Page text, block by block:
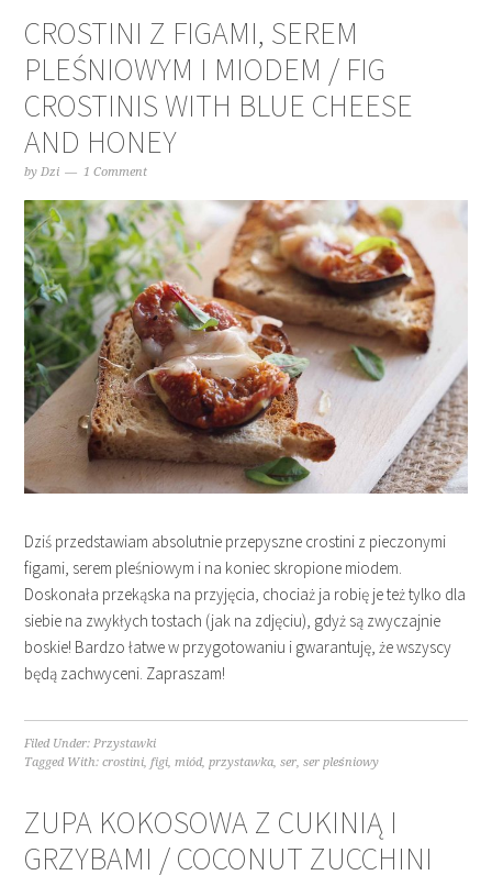
CROSTINI Z FIGAMI, SEREM
PLEŚNIOWYM I MIODEM / FIG
CROSTINIS WITH BLUE CHEESE
AND HONEY
byDzi 1 Comment
Dziś przedstawiam absolutnie przepyszne crostini z pieczonymi
figami, serem pleśniowym i na koniec skropione miodem.
Doskonała przekąska na przyjęcia, chociaż ja robię je też tylko dla
siebie na zwykłych tostach (jak na zdjęciu), gdyż są zwyczajnie
boskie! Bardzo łatwe w przygotowaniu i gwarantuję, że wszyscy
będą zachwyceni. Zapraszam!
Filed Under:Przystawki
Tagged With:crostini,figi,miód,przystawka,ser,ser pleśniowy
ZUPA KOKOSOWA Z CUKINIĄ I
GRZYBAMI / COCONUT ZUCCHINI